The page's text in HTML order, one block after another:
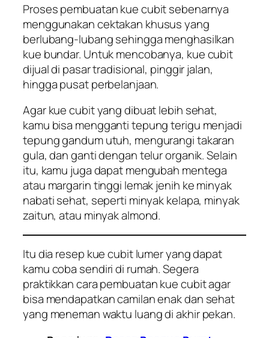
Proses pembuatan kue cubit sebenarnya
menggunakan cektakan khusus yang
berlubang-lubang sehingga menghasilkan
kue bundar. Untuk mencobanya, kue cubit
dijual di pasar tradisional, pinggir jalan,
hingga pusat perbelanjaan.
Agar kue cubit yang dibuat lebih sehat,
kamu bisa mengganti tepung terigu menjadi
tepung gandum utuh, mengurangi takaran
gula, dan ganti dengan telur organik. Selain
itu, kamu juga dapat mengubah mentega
atau margarin tinggi lemak jenih ke minyak
nabati sehat, seperti minyak kelapa, minyak
zaitun, atau minyak almond.
Itu dia resep kue cubit lumer yang dapat
kamu coba sendiri di rumah. Segera
praktikkan cara pembuatan kue cubit agar
bisa mendapatkan camilan enak dan sehat
yang meneman waktu luang di akhir pekan.